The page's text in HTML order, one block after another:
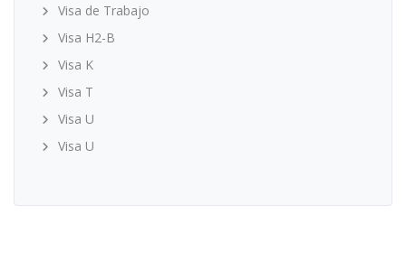
Visa de Trabajo
Visa H2-B
Visa K
Visa T
Visa U
Visa U